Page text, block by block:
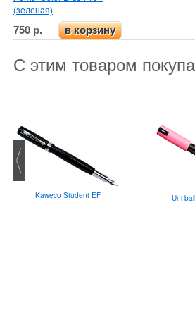
(зеленая)
750 р. в корзину
С этим товаром
Kaweco Student EF Uni-